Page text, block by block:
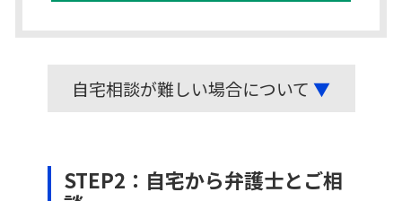
自宅相談が難しい場合について ▼
STEP2：自宅から弁護士とご相